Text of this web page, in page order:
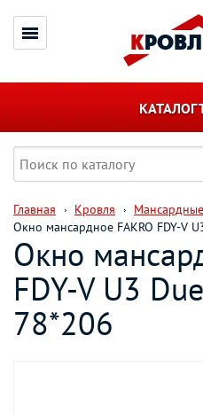
КАТАЛОГ
Главная Кровля
Окно мансардное FAKRO FDY-V
Окно
FDY-V U3
78*206